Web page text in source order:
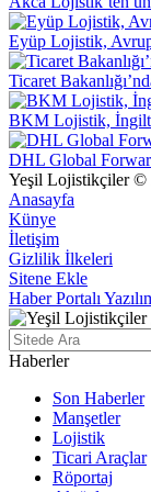
Eyüp Lojistik,
Ticaret
BKM Lojistik,
DHL Global
Yeşil Lojistikçiler ©
Anasayfa
Künye
İletişim
Gizlilik İlkeleri
Sitene Ekle
Haber Portalı
Haberler
Son Haberler
Manşetler
Lojistik
Ticari Araçlar
Röportaj